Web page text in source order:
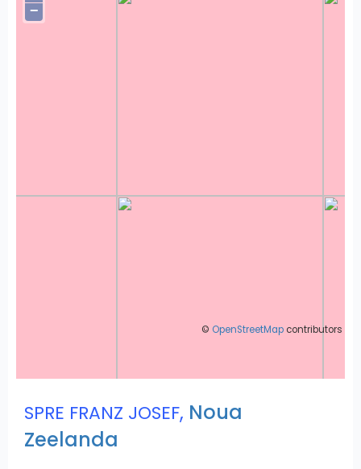
−
© OpenStreetMap contributors
SPRE FRANZ JOSEF, Noua
Zeelanda